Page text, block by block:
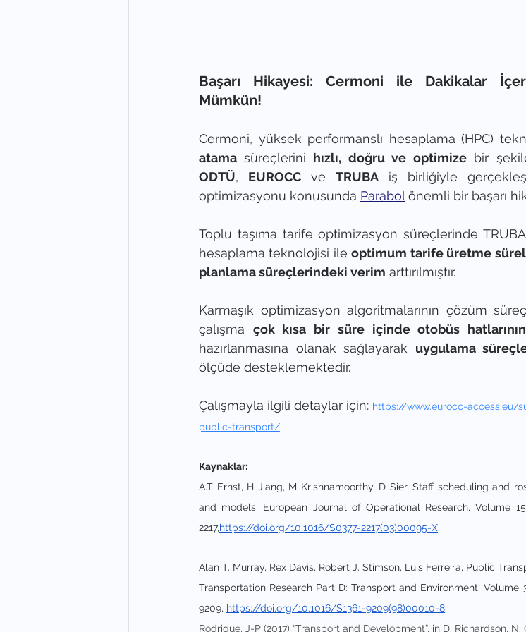
Başarı Hikayesi: Cermoni ile Dakikalar
Mümkün!
Cermoni, yüksek performanslı hesaplama (HPC)
atama süreçlerini hızlı, doğru ve optimize
ODTÜ, EUROCC ve TRUBA iş birliğiyle
optimizasyonu konusunda Parabol önemli bir başarı
Toplu taşıma tarife optimizasyon süreçlerinde
hesaplama teknolojisi ile optimum tarife üretme
planlama süreçlerindeki verim arttırılmıştır.
Karmaşık optimizasyon algoritmalarının çözüm
çalışma çok kısa bir süre içinde otobüs
hazırlanmasına olanak sağlayarak uygulama
ölçüde desteklemektedir.
Çalışmayla ilgili detaylar için: https://www.eurocc-access.eu/
public-transport/
Kaynaklar:
A.T Ernst, H Jiang, M Krishnamoorthy, D Sier, Staff scheduling and
and models, European Journal of Operational Research, Volume
2217,https://doi.org/10.1016/S0377-2217(03)00095-X.
Alan T. Murray, Rex Davis, Robert J. Stimson, Luis Ferreira, Public
Transportation Research Part D: Transport and Environment, Volume
9209, https://doi.org/10.1016/S1361-9209(98)00010-8.
Rodrigue, J-P (2017) “Transport and Development”, in D. Richardson,